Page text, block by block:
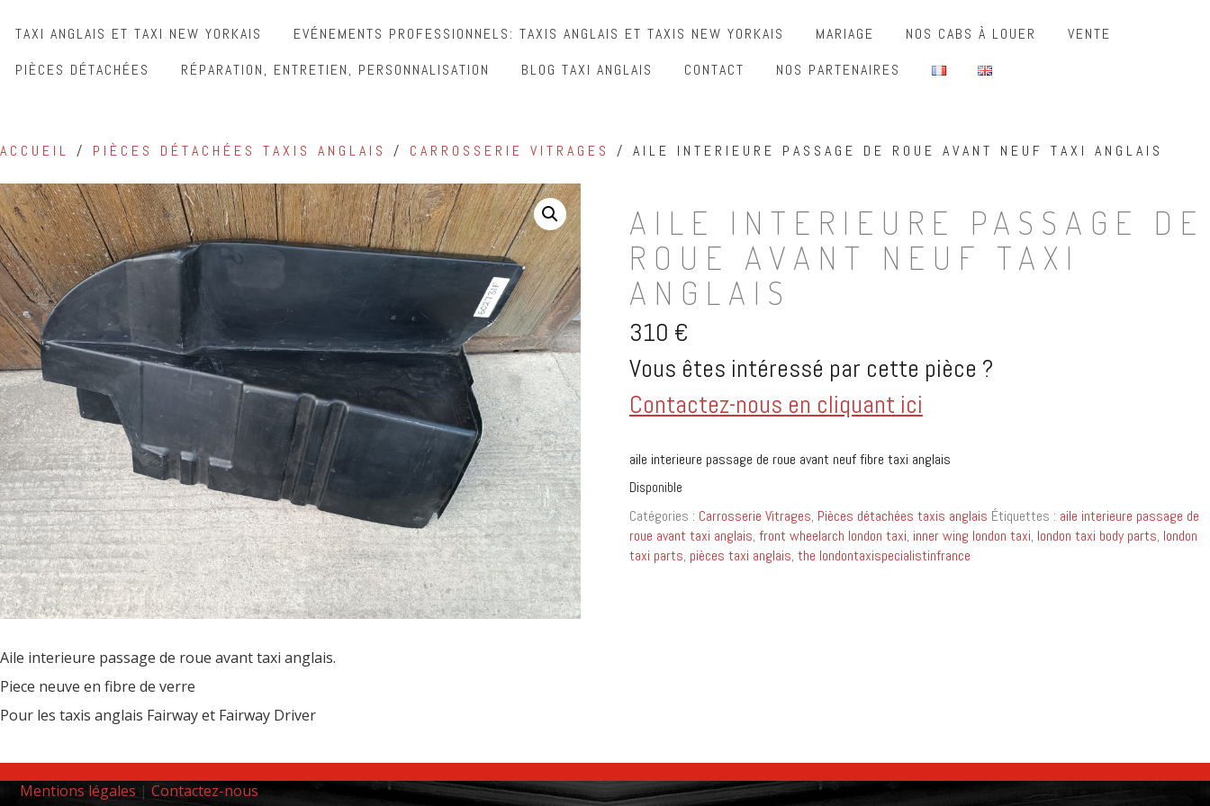
TAXI ANGLAIS ET TAXI NEW YORKAIS EVÉNEMENTS PROFESSIONNELS: TAXIS ANGLAIS ET TAXIS NEW YORKAIS MARIAGE NOS CABS À LOUER
VENTE
PIÈCES DÉTACHÉES
RÉPARATION, ENTRETIEN, PERSONNALISATION BLOG TAXI ANGLAIS CONTACT NOS PARTENAIRES
ACCUEIL / PIÈCES DÉTACHÉES TAXIS ANGLAIS / CARROSSERIE VITRAGES / AILE INTERIEURE PASSAGE DE ROUE AVANT NEUF TAXI ANGLAIS
AILE INTERIEURE PASSAGE DE
ROUE AVANT NEUF TAXI
ANGLAIS
310 €
Vous êtes intéressé par cette pièce ?
Contactez-nous en cliquant ici
aile interieure passage de roue avant neuf fibre taxi anglais
Disponible
Catégories : Carrosserie Vitrages, Pièces détachées taxis anglais Étiquettes : aile interieure passage de
roue avant taxi anglais, front wheelarch london taxi, inner wing london taxi, london taxi body parts, london
taxi parts, pièces taxi anglais, the londontaxispecialistinfrance
Aile interieure passage de roue avant taxi anglais.
Piece neuve en fibre de verre
Pour les taxis anglais Fairway et Fairway Driver
Mentions légales | Contactez-nous